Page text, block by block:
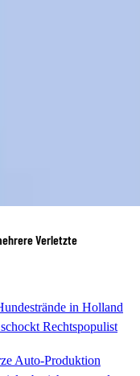
Verletzte
in Holland
Rechtspopulist
Auto-Produktion